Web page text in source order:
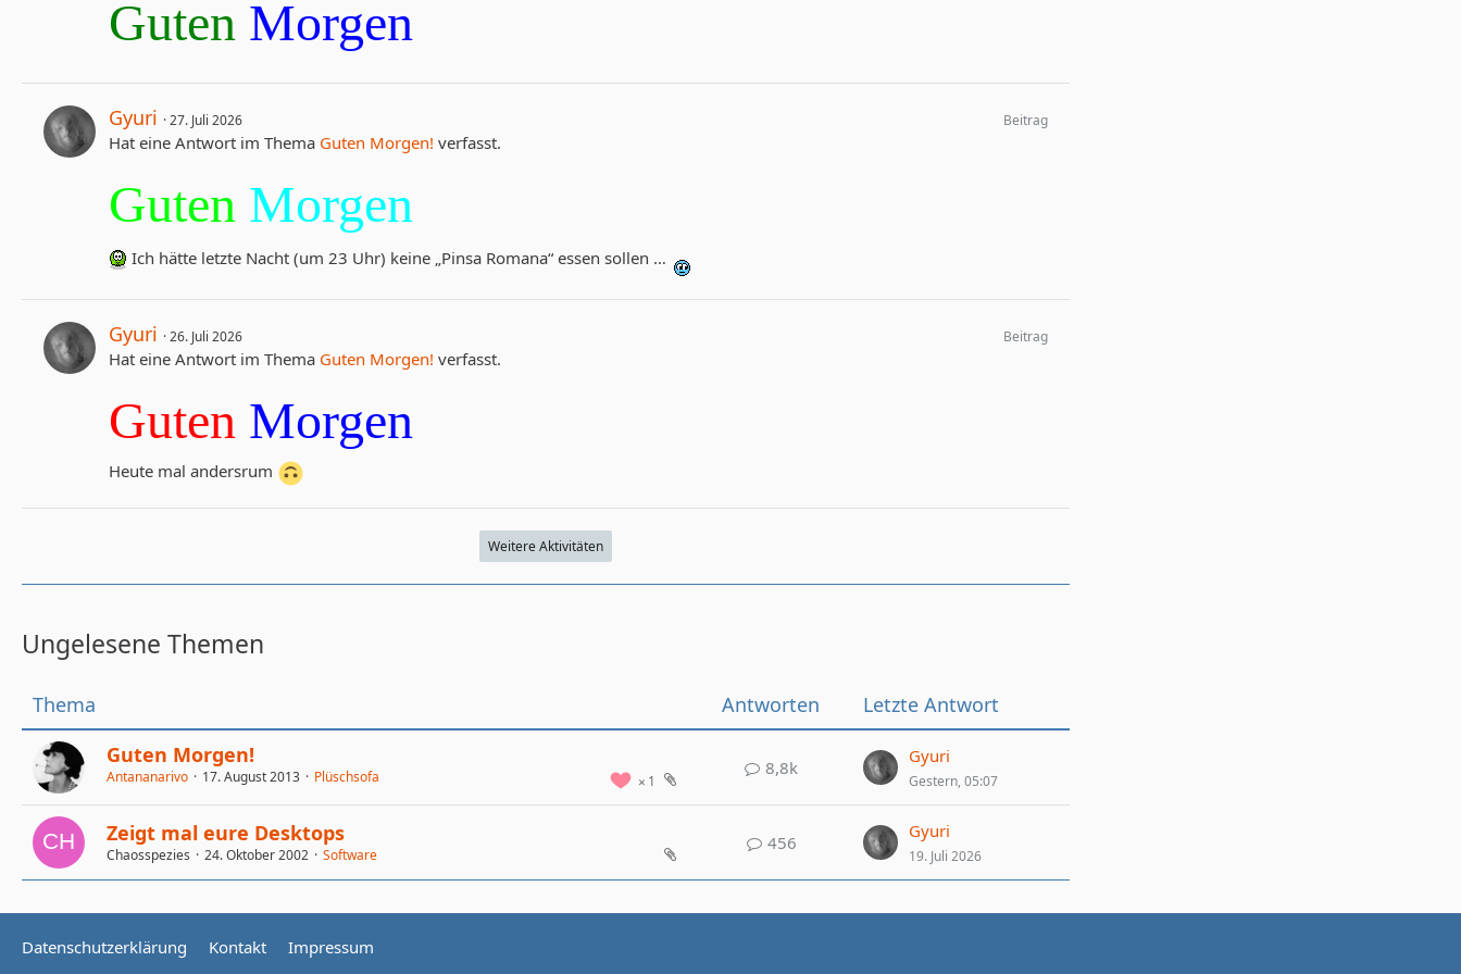
Guten Morgen
Gyuri 27. Juli 2026
Hat eine Antwort im Thema Guten Morgen! verfasst.
Beitrag
Guten Morgen
Ich hätte letzte Nacht (um 23 Uhr) keine „Pinsa Romana“ essen sollen …
Gyuri 26. Juli 2026
Hat eine Antwort im Thema Guten Morgen! verfasst.
Beitrag
Guten Morgen
Heute mal andersrum
Weitere Aktivitäten
Ungelesene Themen
Thema Antworten
Letzte Antwort
Guten Morgen!
1
Antananarivo 17. August 2013 Plüschsofa 8,8k
Gyuri
Gestern, 05:07
Zeigt mal eure Desktops
Chaosspezies 24. Oktober 2002 Software
456
Gyuri
19. Juli 2026
Datenschutzerklärung Kontakt Impressum